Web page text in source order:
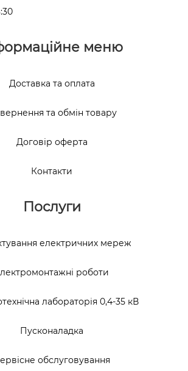
меню
Доставка та оплата
та обмін товару
Договір оферта
Контакти
Послуги
електричних мереж
роботи
лабораторія 0,4-35 кВ
Пусконаладка
обслуговування